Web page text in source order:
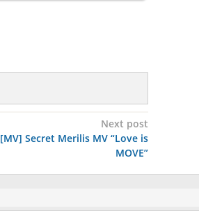
Next post
[MV] Secret Merilis MV “Love is
MOVE”